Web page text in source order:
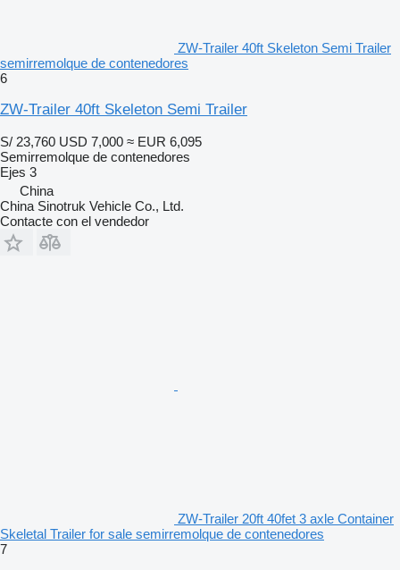
ZW-Trailer 40ft Skeleton Semi Trailer
semirremolque de contenedores
6
ZW-Trailer 40ft Skeleton Semi Trailer
S/ 23,760 USD 7,000 ≈ EUR 6,095
Semirremolque de contenedores
Ejes 3
China
China Sinotruk Vehicle Co., Ltd.
Contacte con el vendedor
ZW-Trailer 20ft 40fet 3 axle Container
Skeletal Trailer for sale semirremolque de contenedores
7